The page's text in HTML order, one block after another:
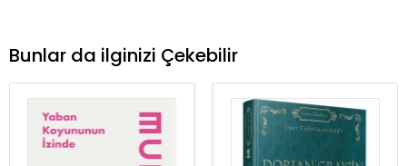
Bunlar da ilginizi Çekebilir